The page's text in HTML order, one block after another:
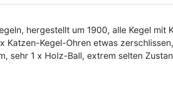
hergestellt um 1900, alle Kegel mit
Katzen-Kegel-Ohren etwas
sehr 1 x Holz-Ball, extrem selten